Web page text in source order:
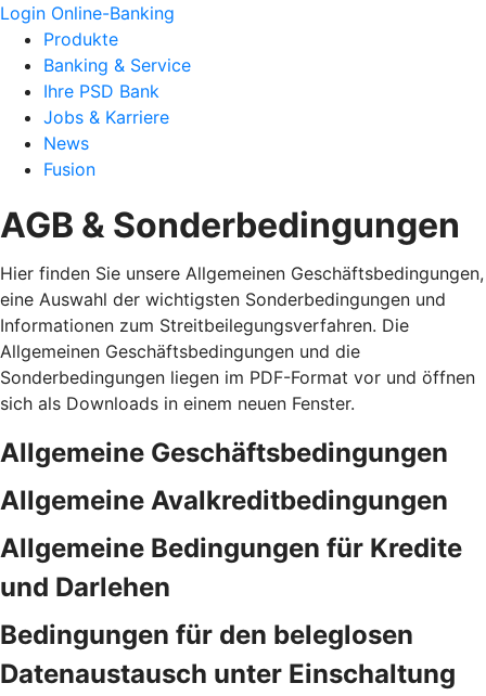
Login Online-Banking
Produkte
Banking & Service
Ihre PSD Bank
Jobs & Karriere
News
Fusion
AGB & Sonderbedingungen
Hier finden Sie unsere Allgemeinen Geschäftsbedingungen,
eine Auswahl der wichtigsten Sonderbedingungen und
Informationen zum Streitbeilegungsverfahren. Die
Allgemeinen Geschäftsbedingungen und die
Sonderbedingungen liegen im PDF-Format vor und öffnen
sich als Downloads in einem neuen Fenster.
Allgemeine Geschäftsbedingungen
Allgemeine Avalkreditbedingungen
Allgemeine Bedingungen für Kredite
und Darlehen
Bedingungen für den beleglosen
Datenaustausch unter Einschaltung